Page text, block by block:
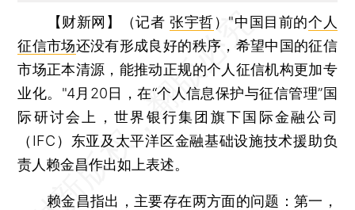
【财新网】（记者张宇哲） "中国目前的个人
征信市场还没有形成良好的秩序，希望中国的征信
市场正本清源，能推动正规的个人征信机构更加专
业化。"4月20日，在“个人信息保护与征信管理”国
际研讨会上，世界银行集团旗下国际金融公司
（IFC）东亚及太平洋区金融基础设施技术援助负
责人赖金昌作出如上表述。
赖金昌指出，主要存在两方面的问题：第一，